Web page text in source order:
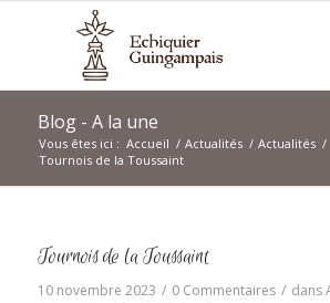
Blog - A la une
Vous êtes ici : Accueil / Actualités / Actualités /
Tournois de la Toussaint
Tournois de la Toussaint
10 novembre 2023 / 0 Commentaires / dans